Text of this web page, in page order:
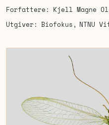
Forfattere Kjell Magne
Utgiver
Biofokus NTNU